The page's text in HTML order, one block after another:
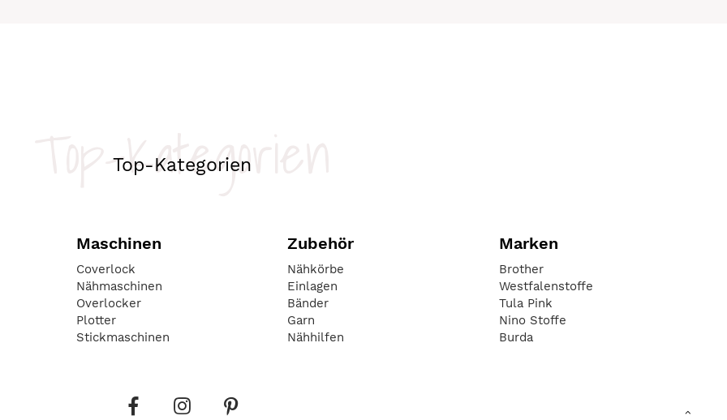
Top-Kategorien
Top-Kategorien
Maschinen
Coverlock
Nähmaschinen
Overlocker
Plotter
Stickmaschinen
Zubehör
Nähkörbe
Einlagen
Bänder
Garn
Nähhilfen
Marken
Brother
Westfalenstoffe
Tula Pink
Nino Stoffe
Burda